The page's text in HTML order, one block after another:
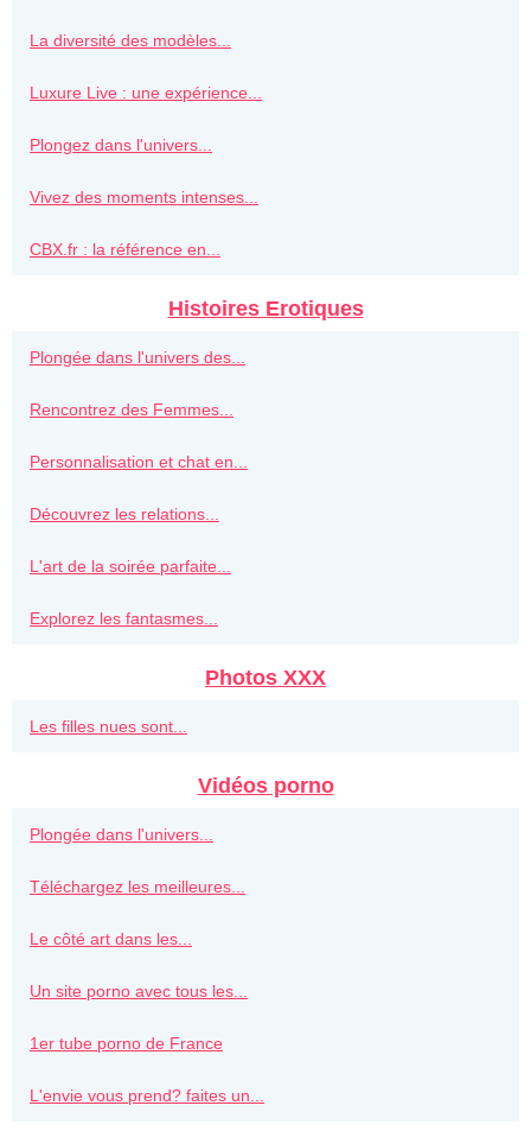
La diversité des modèles...
Luxure Live : une expérience...
Plongez dans l'univers...
Vivez des moments intenses...
CBX.fr : la référence en...
Histoires Erotiques
Plongée dans l'univers des...
Rencontrez des Femmes...
Personnalisation et chat en...
Découvrez les relations...
L'art de la soirée parfaite...
Explorez les fantasmes...
Photos XXX
Les filles nues sont...
Vidéos porno
Plongée dans l'univers...
Téléchargez les meilleures...
Le côté art dans les...
Un site porno avec tous les...
1er tube porno de France
L'envie vous prend? faites un...